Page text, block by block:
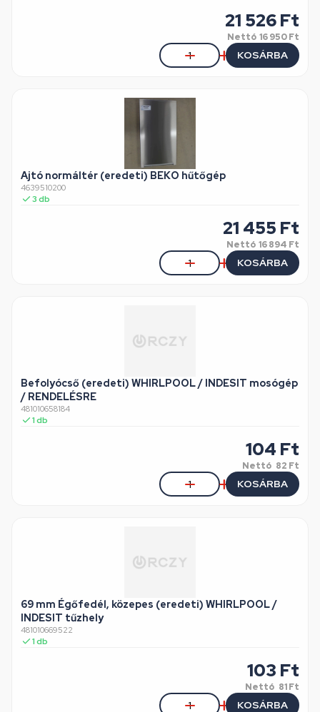
21 526Ft
Nettó 16 950 Ft
KOSÁRBA
Ajtó normáltér (eredeti) BEKO hűtőgép
4639510200
3db
21 455 Ft
Nettó 16 894 Ft
KOSÁRBA
Befolyócső (eredeti) WHIRLPOOL / INDESIT mosógép
/ RENDELÉSRE
481010658184
1db
104 Ft
Nettó 82 Ft
KOSÁRBA
69 mm Égőfedél, közepes (eredeti) WHIRLPOOL /
INDESIT tűzhely
481010669522
1db
103 Ft
Nettó 81 Ft
KOSÁRBA